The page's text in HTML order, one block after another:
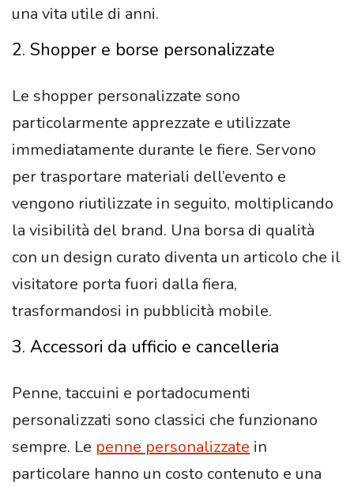
una vita utile di anni.
2. Shopper e borse personalizzate
Le shopper personalizzate sono
particolarmente apprezzate e utilizzate
immediatamente durante le fiere. Servono
per trasportare materiali dell’evento e
vengono riutilizzate in seguito, moltiplicando
la visibilità del brand. Una borsa di qualità
con un design curato diventa un articolo che il
visitatore porta fuori dalla fiera,
trasformandosi in pubblicità mobile.
3. Accessori da ufficio e cancelleria
Penne, taccuini e portadocumenti
personalizzati sono classici che funzionano
sempre. Le penne personalizzate in
particolare hanno un costo contenuto e una